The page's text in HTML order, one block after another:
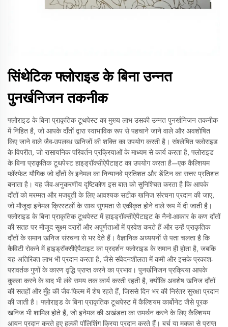
सिंथेटिक फ्लोराइड के बिना उन्नत
पुनर्खनिजन तकनीक
फ्लोराइड के बिना प्राकृतिक टूथपेस्ट का मुख्य लाभ उसकी उन्नत पुनर्खनिजन तकनीक
में निहित है, जो आपके दाँतों द्वारा स्वाभाविक रूप से पहचाने जाने वाले और अवशोषित
किए जाने वाले जैव-उपलब्ध खनिजों की शक्ति का उपयोग करती है। संश्लेषित फ्लोराइड
के विपरीत, जो रासायनिक परिवर्तन प्रक्रियाओं के माध्यम से कार्य करता है, फ्लोराइड
के बिना प्राकृतिक टूथपेस्ट हाइड्रॉक्सीऐपैटाइट का उपयोग करता है—एक कैल्शियम
फॉस्फेट यौगिक जो दाँतों के इनेमल का निन्यानवे प्रतिशत और डेंटिन का सत्तर प्रतिशत
बनाता है। यह जैव-अनुकरणीय दृष्टिकोण इस बात को सुनिश्चित करता है कि आपके
दाँतों को मरम्मत और मजबूती के लिए आवश्यक सटीक खनिज संरचना प्रदान की जाए,
जो मौजूदा इनेमल क्रिस्टलों के साथ सुगमता से एकीकृत होने वाले रूप में दी जाती है।
फ्लोराइड के बिना प्राकृतिक टूथपेस्ट में हाइड्रॉक्सीऐपैटाइट के नैनो-आकार के कण दाँतों
की सतह पर मौजूद सूक्ष्म दरारों और अपूर्णताओं में प्रवेश करते हैं और उन्हें प्राकृतिक
दाँतों के समान खनिज संरचना से भर देते हैं। वैज्ञानिक अध्ययनों से पता चलता है कि
कैविटी रोकने में हाइड्रॉक्सीऐपैटाइट का प्रदर्शन फ्लोराइड के समान ही होता है, जबकि
यह अतिरिक्त लाभ भी प्रदान करता है, जैसे संवेदनशीलता में कमी और इसके प्रकाश-
परावर्तक गुणों के कारण वृद्धि प्राप्त करने का प्रभाव। पुनर्खनिजन प्रक्रिया आपके
कुल्ला करने के बाद भी लंबे समय तक कार्य करती रहती है, क्योंकि अवशेष खनिज दाँतों
की सतहों और मुँह की जैव-फिल्म में शेष रहते हैं, जिससे दिन भर की निरंतर सुरक्षा प्रदान
की जाती है। फ्लोराइड के बिना प्राकृतिक टूथपेस्ट में कैल्शियम कार्बोनेट जैसे पूरक
खनिज भी शामिल होते हैं, जो इनेमल की अखंडता का समर्थन करने के लिए कैल्शियम
आयन प्रदान करते हुए हल्की पॉलिशिंग क्रिया प्रदान करते हैं। बर्च या मक्का से प्राप्त